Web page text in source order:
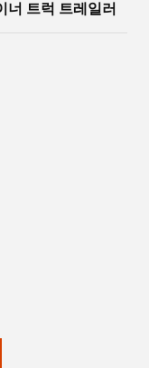
너 트럭 트레일러